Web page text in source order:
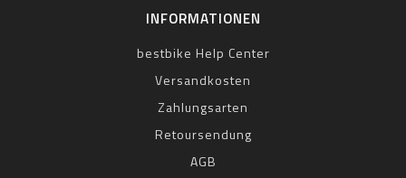
INFORMATIONEN
bestbike Help Center
Versandkosten
Zahlungsarten
Retoursendung
AGB